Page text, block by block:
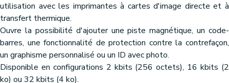
utilisation avec les imprimantes à cartes d'image directe et à
transfert thermique.
Ouvre la possibilité d'ajouter une piste magnétique, un code-
barres, une fonctionnalité de protection contre la contrefaçon,
un graphisme personnalisé ou un ID avec photo.
Disponible en configurations 2 kbits (256 octets), 16 kbits (2
ko) ou 32 kbits (4 ko).